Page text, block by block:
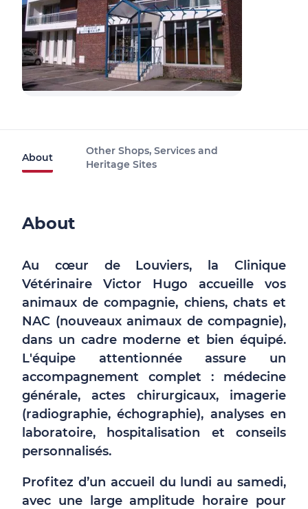
About
Other Shops, Services and
Heritage Sites
About
Au cœur de Louviers, la Clinique
Vétérinaire Victor Hugo accueille vos
animaux de compagnie, chiens, chats et
NAC (nouveaux animaux de compagnie),
dans un cadre moderne et bien équipé.
L'équipe attentionnée assure un
accompagnement complet : médecine
générale, actes chirurgicaux, imagerie
(radiographie, échographie), analyses en
laboratoire, hospitalisation et conseils
personnalisés.
Profitez d’un accueil du lundi au samedi,
avec une large amplitude horaire pour